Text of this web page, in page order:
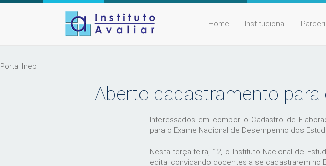
Home Institucional
Portal Inep
Aberto cadastramento para
Interessados em compor o Cadastro de
para o Exame Nacional de Desempenho dos
Nesta terça-feira, 12, o Instituto Nacional de
edital convidando docentes a se cadastrarem no